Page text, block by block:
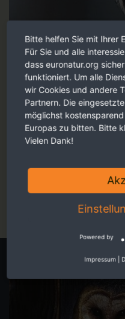
berührende Fotos -
Jetzt online schmökern
Eigene
Bitte helfen Sie mit Ihrer
Für Sie und alle
dass euronatur.org
funktioniert. Um alle
wir Cookies und andere
Partnern. Die
möglichst
Europas zu bitten. Bitte
Vielen Dank!
Powered by
Impressum